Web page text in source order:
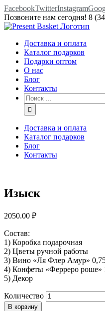
FacebookTwitterInstagram
Позвоните нам сегодня! 8
Доставка и оплата
Каталог подарков
Подарки оптом
О нас
Блог
Контакты
Доставка и оплата
Каталог подарков
Блог
Контакты
Изыск
2050.00 ₽
Состав:
1) Коробка подарочная
2) Цветы ручной работы
3) Вино «Ля Флер Амур»
4) Конфеты «Ферреро роше»
5) Декор
Количество
В корзину